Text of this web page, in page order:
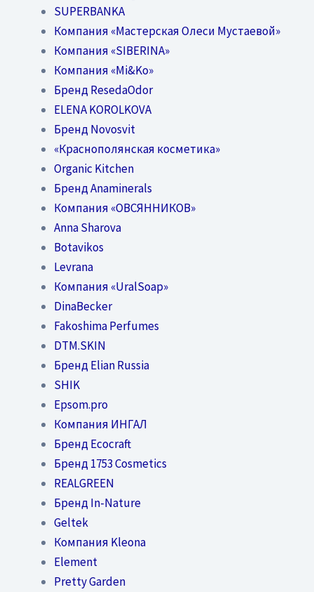
SUPERBANKA
Компания «Мастерская Олеси Мустаевой»
Компания «SIBERINA»
Компания «Mi&Ko»
Бренд ResedaOdor
ELENA KOROLKOVA
Бренд Novosvit
«Краснополянская косметика»
Organic Kitchen
Бренд Anaminerals
Компания «ОВСЯННИКОВ»
Anna Sharova
Botavikos
Levrana
Компания «UralSoap»
DinaBecker
Fakoshima Perfumes
DTM.SKIN
Бренд Elian Russia
SHIK
Epsom.pro
Компания ИНГАЛ
Бренд Ecocraft
Бренд 1753 Cosmetics
REALGREEN
Бренд In-Nature
Geltek
Компания Kleona
Element
Pretty Garden